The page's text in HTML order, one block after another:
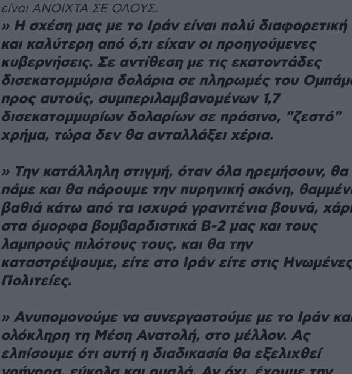
είναι ΑΝΟΙΧΤΑ ΣΕ ΟΛΟΥΣ.
» Η σχέση μας με το Ιράν είναι πολύ διαφορετική
και καλύτερη από ό,τι είχαν οι προηγούμενες
κυβερνήσεις. Σε αντίθεση με τις εκατοντάδες
δισεκατομμύρια δολάρια σε πληρωμές του
προς αυτούς, συμπεριλαμβανομένων 1,7
δισεκατομμυρίων δολαρίων σε πράσινο, "ζεστό"
χρήμα, τώρα δεν θα ανταλλάξει χέρια.
» Την κατάλληλη στιγμή, όταν όλα ηρεμήσουν, θα
πάμε και θα πάρουμε την πυρηνική σκόνη,
βαθιά κάτω από τα ισχυρά γρανιτένια βουνά,
στα όμορφα βομβαρδιστικά B-2 μας και τους
λαμπρούς πιλότους τους, και θα την
καταστρέψουμε, είτε στο Ιράν είτε στις Ηνωμένες
Πολιτείες.
» Ανυπομονούμε να συνεργαστούμε με το Ιράν
ολόκληρη τη Μέση Ανατολή, στο μέλλον. Ας
ελπίσουμε ότι αυτή η διαδικασία θα εξελιχθεί